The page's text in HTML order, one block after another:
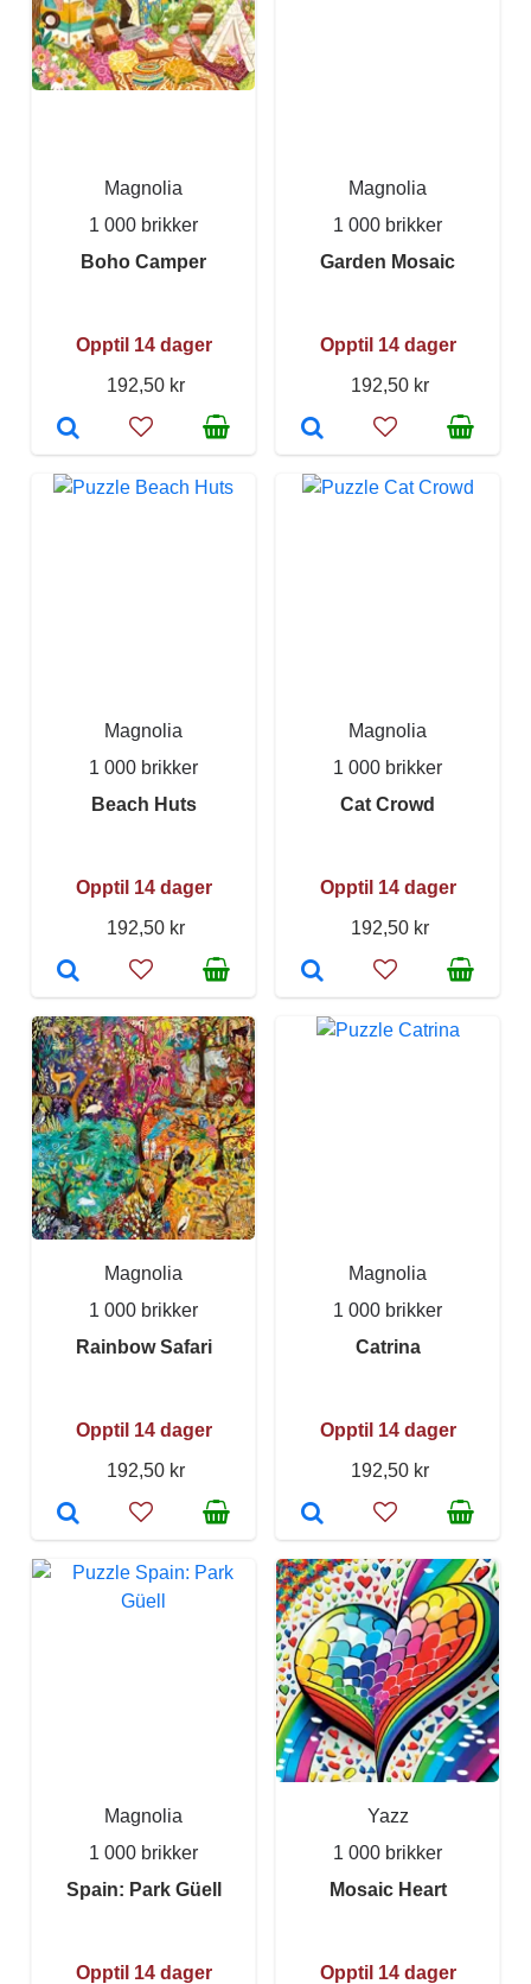
Magnolia
1 000 brikker
Boho Camper
Opptil 14 dager
192,50 kr
Magnolia
1 000 brikker
Garden Mosaic
Opptil 14 dager
192,50 kr
Magnolia
1 000 brikker
Beach Huts
Opptil 14 dager
192,50 kr
Magnolia
1 000 brikker
Cat Crowd
Opptil 14 dager
192,50 kr
Magnolia
1 000 brikker
Rainbow Safari
Opptil 14 dager
192,50 kr
Magnolia
1 000 brikker
Catrina
Opptil 14 dager
192,50 kr
Magnolia
1 000 brikker
Spain: Park Güell
Opptil 14 dager
Yazz
1 000 brikker
Mosaic Heart
Opptil 14 dager